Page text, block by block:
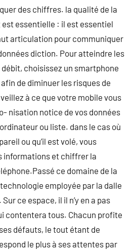
des chiffres. la qualité de la
essentielle : il est essentiel
articulation pour communiquer
diction. Pour atteindre les
choisissez un smartphone
de diminuer les risques de
à ce que votre mobile vous
nisation notice de vos données
ou liste. dans le cas où
ou qu’il est volé, vous
informations et chiffrer la
ce domaine de la
employée par la dalle
ce espace, il il n’y en a pas
contentera tous. Chacun profite
défauts, le tout étant de
le plus à ses attentes par